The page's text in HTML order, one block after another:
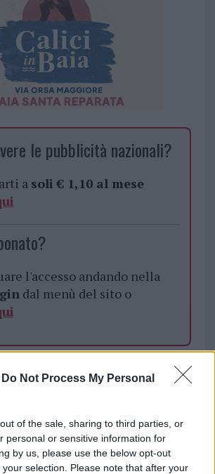
Do Not Process My Personal
of the sale, sharing to third parties, or
personal or sensitive information for
by us, please use the below opt-out
selection. Please note that after your
le pubblicità nazionali?
a soli € 1,10 al mese
l'accesso andando nella
dal menù del sito o
Notizie in tempo reale?
nel canale telegram di